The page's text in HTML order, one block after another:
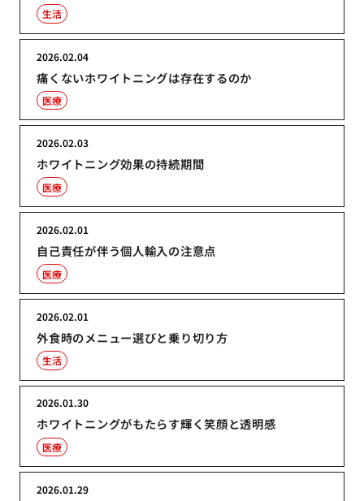
生活
痛くないホワイトニングは存在するのか
2026.02.04
医療
ホワイトニング効果の持続期間
2026.02.03
医療
自己責任が伴う個人輸入の注意点
2026.02.01
医療
外食時のメニュー選びと乗り切り方
2026.02.01
生活
ホワイトニングがもたらす輝く笑顔と透明感
2026.01.30
医療
2026.01.29